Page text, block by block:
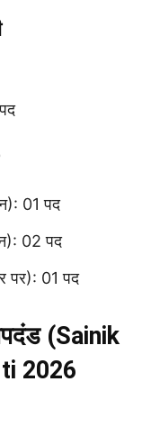
01 पद
02 पद
पर): 01 पद
(Sainik
2026